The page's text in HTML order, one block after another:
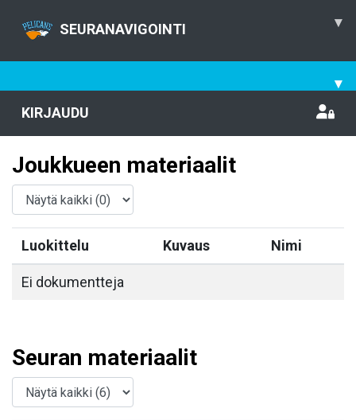
SEURANAVIGOINTI ▾
▾
KIRJAUDU
Joukkueen materiaalit
Luokittelu Kuvaus Nimi
Ei dokumentteja
Seuran materiaalit